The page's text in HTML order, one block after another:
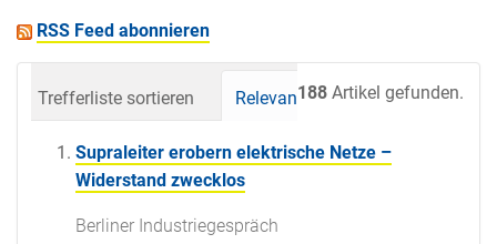
RSS Feed abonnieren
188 Artikel gefunden.
Trefferliste sortieren Relevanz Datum
Supraleiter erobern elektrische Netze –
Widerstand zwecklos
Berliner Industriegespräch